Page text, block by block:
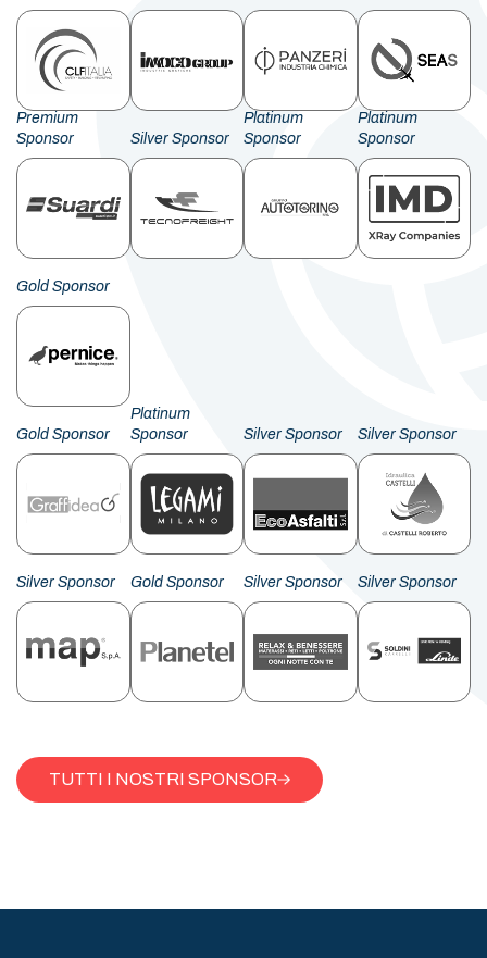
Premium
Sponsor
Silver Sponsor
Platinum
Sponsor
Platinum
Sponsor
Gold Sponsor
Gold Sponsor
Platinum
Sponsor
Silver Sponsor Silver Sponsor
Silver Sponsor Gold Sponsor Silver Sponsor Silver Sponsor
TUTTI I NOSTRI SPONSOR